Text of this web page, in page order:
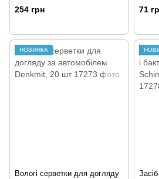
надскладних забруднень 500г
254 грн 71
НОВИНКА
Вологі серветки для догляду